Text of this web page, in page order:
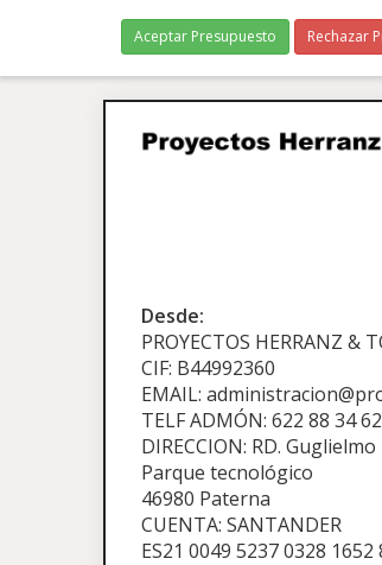
Aceptar Presupuesto Rechazar
Desde:
PROYECTOS HERRANZ &
CIF: B44992360
EMAIL:
TELF ADMÓN: 622 88 34 62
DIRECCION: RD.
Parque tecnológico
46980 Paterna
CUENTA: SANTANDER
ES21 0049 5237 0328 1652